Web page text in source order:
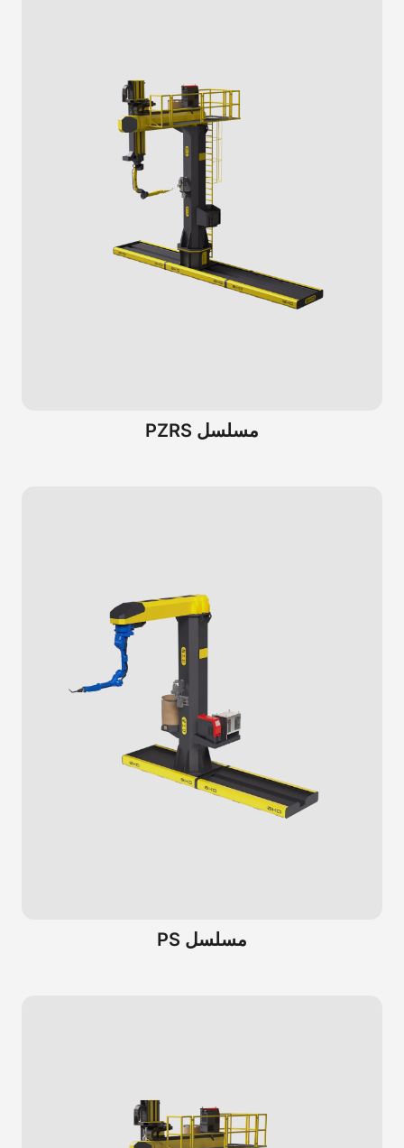
مسلسل PZRS
مسلسل PS